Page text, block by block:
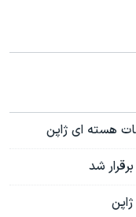
هسته ای ژاپن
شد